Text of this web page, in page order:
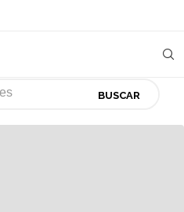
BUSCAR